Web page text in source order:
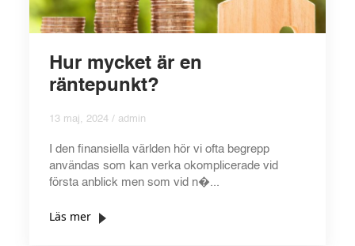
Hur mycket är en
räntepunkt?
13 maj, 2024 / admin
I den finansiella världen hör vi ofta begrepp
användas som kan verka okomplicerade vid
första anblick men som vid n�...
Läs mer